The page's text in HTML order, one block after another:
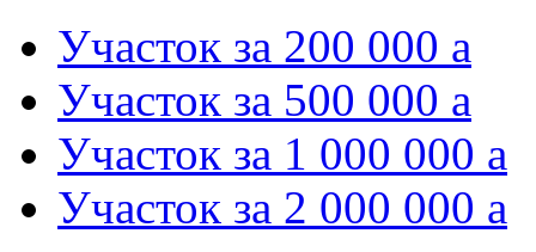
Участок за 200 000 a
Участок за 500 000 a
Участок за 1 000 000 a
Участок за 2 000 000 a